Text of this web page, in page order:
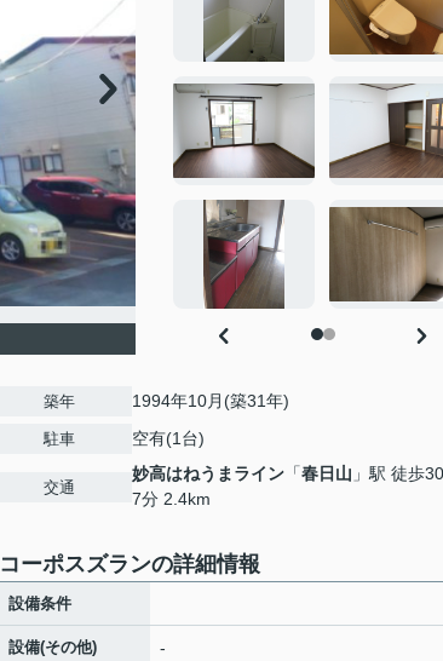
築年 1994年10月(築31年)
駐車 空有(1台)
交通
妙高はねうまライン 「春日山 」駅 徒歩
7分 2.4km
コーポスズランの詳細情報
設備条件
設備(その他) -